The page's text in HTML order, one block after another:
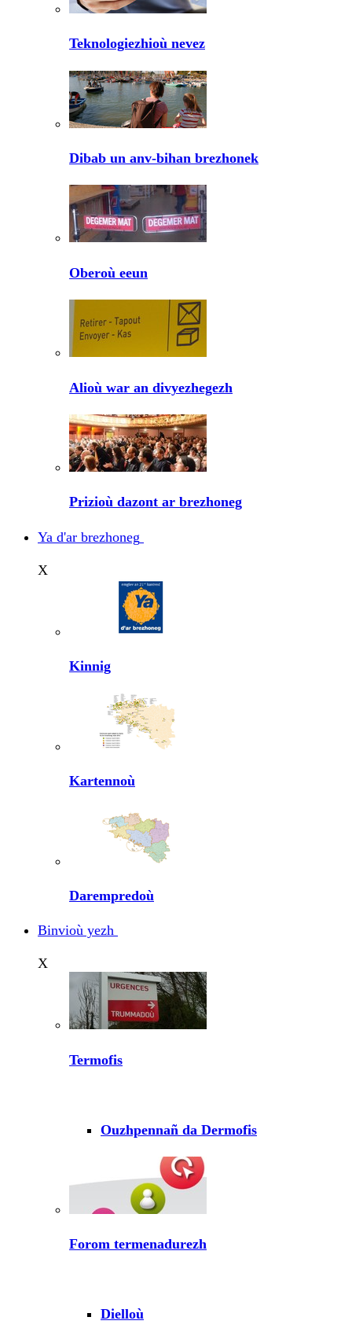
Teknologiezhioù nevez
Dibab un anv-bihan brezhonek
Oberoù eeun
Alioù war an divyezhegezh
Prizioù dazont ar brezhoneg
Ya d'ar brezhoneg
X
Kinnig
Kartennoù
Darempredoù
Binvioù yezh
X
Termofis
Ouzhpennañ da Dermofis
Forom termenadurezh
Dielloù